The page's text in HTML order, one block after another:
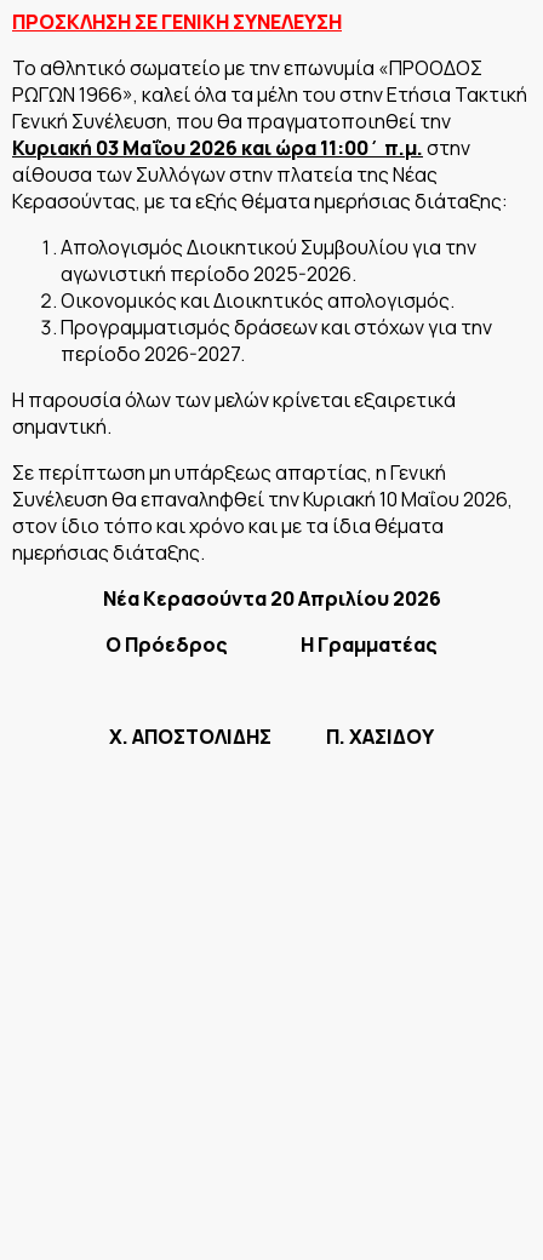
ΠΡΟΣΚΛΗΣΗ ΣΕ ΓΕΝΙΚΗ ΣΥΝΕΛΕΥΣΗ
Το αθλητικό σωματείο με την επωνυμία «ΠΡΟΟΔΟΣ
ΡΩΓΩΝ 1966», καλεί όλα τα μέλη του στην Ετήσια Τακτική
Γενική Συνέλευση, που θα πραγματοποιηθεί την
Κυριακή 03 Μαΐου 2026 και ώρα 11:00΄ π.μ.στην
αίθουσα των Συλλόγων στην πλατεία της Νέας
Κερασούντας, με τα εξής θέματα ημερήσιας διάταξης:
Απολογισμός Διοικητικού Συμβουλίου για την
αγωνιστική περίοδο 2025-2026.
Οικονομικός και Διοικητικός απολογισμός.
Προγραμματισμός δράσεων και στόχων για την
περίοδο 2026-2027.
Η παρουσία όλων των μελών κρίνεται εξαιρετικά
σημαντική.
Σε περίπτωση μη υπάρξεως απαρτίας, η Γενική
Συνέλευση θα επαναληφθεί την Κυριακή 10 Μαΐου 2026,
στον ίδιο τόπο και χρόνο και με τα ίδια θέματα
ημερήσιας διάταξης.
Νέα Κερασούντα 20 Απριλίου 2026
Ο Πρόεδρος Η Γραμματέας
Χ. ΑΠΟΣΤΟΛΙΔΗΣ Π. ΧΑΣΙΔΟΥ